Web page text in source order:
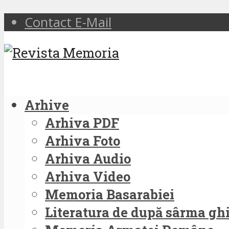
Contact E-Mail
Arhive
Arhiva PDF
Arhiva Foto
Arhiva Audio
Arhiva Video
Memoria Basarabiei
Literatura de după sârma